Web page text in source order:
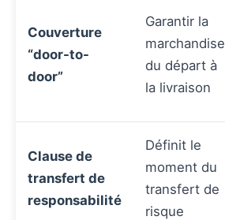
Couverture
“door-to-
door”
Garantir la
marchandise
du départ à
la livraison
Clause de
transfert de
responsabilité
Définit le
moment du
transfert de
risque